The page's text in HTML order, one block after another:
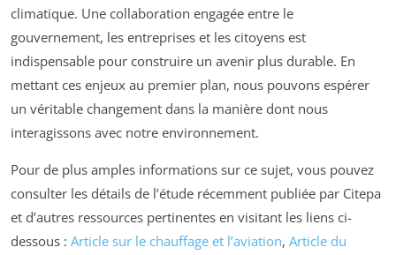
climatique. Une collaboration engagée entre le
gouvernement, les entreprises et les citoyens est
indispensable pour construire un avenir plus durable. En
mettant ces enjeux au premier plan, nous pouvons espérer
un véritable changement dans la manière dont nous
interagissons avec notre environnement.
Pour de plus amples informations sur ce sujet, vous pouvez
consulter les détails de l’étude récemment publiée par Citepa
et d’autres ressources pertinentes en visitant les liens ci-
dessous : Article sur le chauffage et l’aviation, Article du